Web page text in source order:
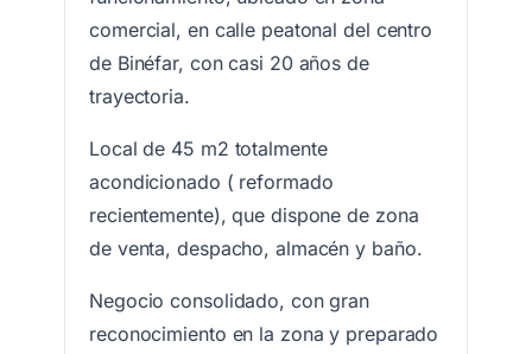
comercial, en calle peatonal del centro
de Binéfar, con casi 20 años de
trayectoria.
Local de 45 m2 totalmente
acondicionado ( reformado
recientemente), que dispone de zona
de venta, despacho, almacén y baño.
Negocio consolidado, con gran
reconocimiento en la zona y preparado